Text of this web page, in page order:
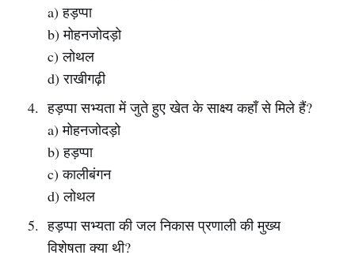
a) हड़प्पा
b) मोहनजोदड़ो
c) लोथल
d) राखीगढ़ी
हड़प्पा सभ्यता में जुते हुए खेत के साक्ष्य कहाँ से मिले हैं?
a) मोहनजोदड़ो
b) हड़प्पा
c) कालीबंगन
d) लोथल
हड़प्पा सभ्यता की जल निकास प्रणाली की मुख्य
विशेषता क्या थी?